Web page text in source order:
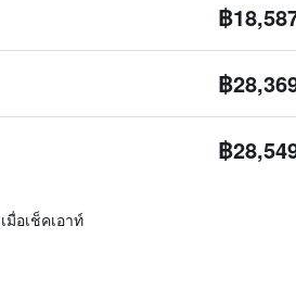
฿
฿
฿
อเช็คเอาท์